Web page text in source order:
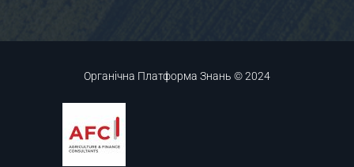
Органічна Платформа Знань © 2024